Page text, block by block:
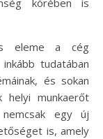
eleme a cég
tudatában
és sokan
helyi munkaerőt
egy új
is, amely